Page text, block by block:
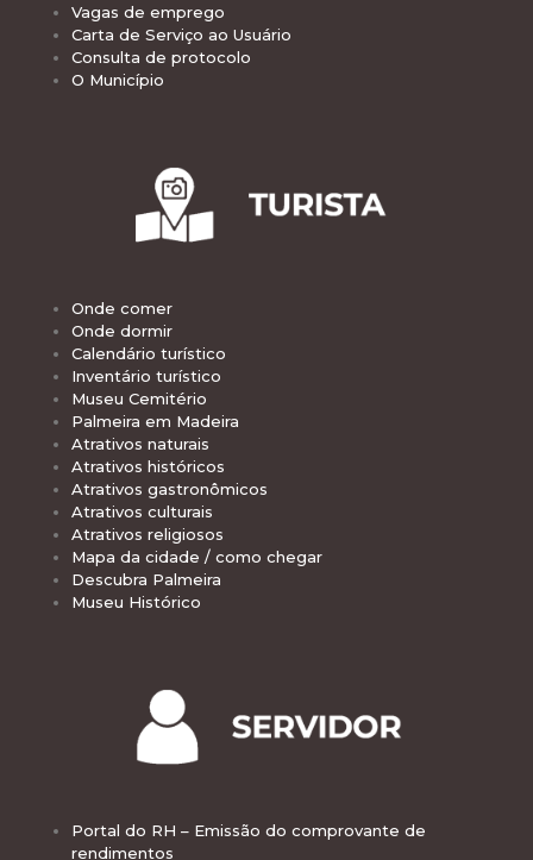
Vagas de emprego
Carta de Serviço ao Usuário
Consulta de protocolo
O Município
Onde comer
Onde dormir
Calendário turístico
Inventário turístico
Museu Cemitério
Palmeira em Madeira
Atrativos naturais
Atrativos históricos
Atrativos gastronômicos
Atrativos culturais
Atrativos religiosos
Mapa da cidade / como chegar
Descubra Palmeira
Museu Histórico
Portal do RH – Emissão do comprovante de
rendimentos